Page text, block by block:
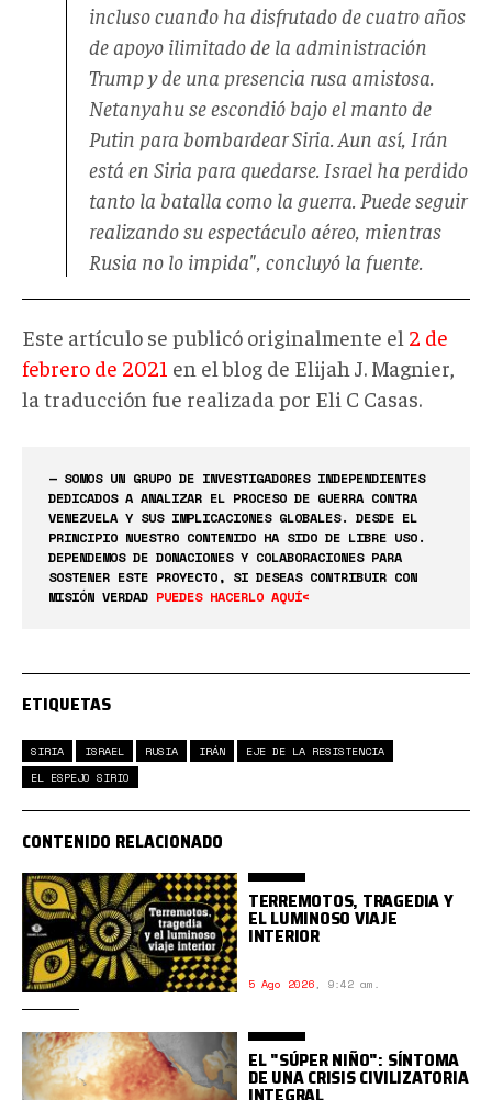
incluso cuando ha disfrutado de cuatro años
de apoyo ilimitado de la administración
Trump y de una presencia rusa amistosa.
Netanyahu se escondió bajo el manto de
Putin para bombardear Siria. Aun así, Irán
está en Siria para quedarse. Israel ha perdido
tanto la batalla como la guerra. Puede seguir
realizando su espectáculo aéreo, mientras
Rusia no lo impida", concluyó la fuente.
Este artículo se publicó originalmente el 2 de
febrero de 2021 en el blog de Elijah J. Magnier,
la traducción fue realizada por Eli C Casas.
— SOMOS UN GRUPO DE INVESTIGADORES INDEPENDIENTES
DEDICADOS A ANALIZAR EL PROCESO DE GUERRA CONTRA
VENEZUELA Y SUS IMPLICACIONES GLOBALES. DESDE EL
PRINCIPIO NUESTRO CONTENIDO HA SIDO DE LIBRE USO.
DEPENDEMOS DE DONACIONES Y COLABORACIONES PARA
SOSTENER ESTE PROYECTO, SI DESEAS CONTRIBUIR CON
MISIÓN VERDAD PUEDES HACERLO AQUÍ<
ETIQUETAS
SIRIA ISRAEL RUSIA IRÁN
EJE DE LA RESISTENCIA
EL ESPEJO SIRIO
CONTENIDO RELACIONADO
TERREMOTOS, TRAGEDIA Y
EL LUMINOSO VIAJE
INTERIOR
5 Ago 2026, 9:42 am.
EL "SÚPER NIÑO": SÍNTOMA
DE UNA CRISIS CIVILIZATORIA